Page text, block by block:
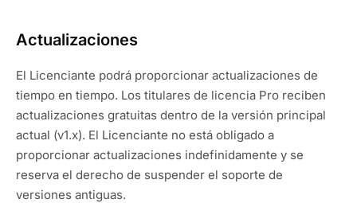
Actualizaciones
El Licenciante podrá proporcionar actualizaciones de
tiempo en tiempo. Los titulares de licencia Pro reciben
actualizaciones gratuitas dentro de la versión principal
actual (v1.x). El Licenciante no está obligado a
proporcionar actualizaciones indefinidamente y se
reserva el derecho de suspender el soporte de
versiones antiguas.